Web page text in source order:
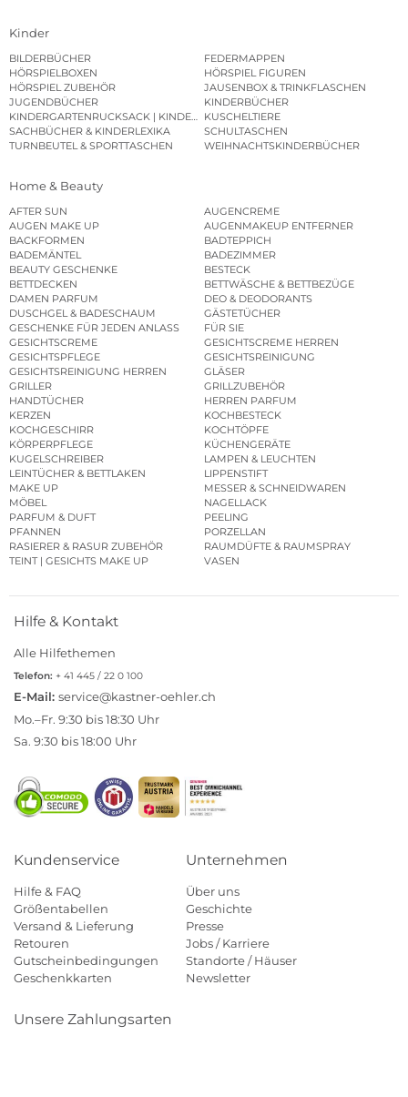
Kinder
BILDERBÜCHER
FEDERMAPPEN
HÖRSPIELBOXEN
HÖRSPIEL FIGUREN
HÖRSPIEL ZUBEHÖR
JAUSENBOX & TRINKFLASCHEN
JUGENDBÜCHER
KINDERBÜCHER
KINDERGARTENRUCKSACK | KINDERGARTENBEUTEL
KUSCHELTIERE
SACHBÜCHER & KINDERLEXIKA
SCHULTASCHEN
TURNBEUTEL & SPORTTASCHEN
WEIHNACHTSKINDERBÜCHER
Home & Beauty
AFTER SUN
AUGENCREME
AUGEN MAKE UP
AUGENMAKEUP ENTFERNER
BACKFORMEN
BADTEPPICH
BADEMÄNTEL
BADEZIMMER
BEAUTY GESCHENKE
BESTECK
BETTDECKEN
BETTWÄSCHE & BETTBEZÜGE
DAMEN PARFUM
DEO & DEODORANTS
DUSCHGEL & BADESCHAUM
GÄSTETÜCHER
GESCHENKE FÜR JEDEN ANLASS
FÜR SIE
GESICHTSCREME
GESICHTSCREME HERREN
GESICHTSPFLEGE
GESICHTSREINIGUNG
GESICHTSREINIGUNG HERREN
GLÄSER
GRILLER
GRILLZUBEHÖR
HANDTÜCHER
HERREN PARFUM
KERZEN
KOCHBESTECK
KOCHGESCHIRR
KOCHTÖPFE
KÖRPERPFLEGE
KÜCHENGERÄTE
KUGELSCHREIBER
LAMPEN & LEUCHTEN
LEINTÜCHER & BETTLAKEN
LIPPENSTIFT
MAKE UP
MESSER & SCHNEIDWAREN
MÖBEL
NAGELLACK
PARFUM & DUFT
PEELING
PFANNEN
PORZELLAN
RASIERER & RASUR ZUBEHÖR
RAUMDÜFTE & RAUMSPRAY
TEINT | GESICHTS MAKE UP
VASEN
Hilfe & Kontakt
Alle Hilfethemen
Telefon: + 41 445 / 22 0 100
E-Mail: service@kastner-oehler.ch
Mo.–Fr. 9:30 bis 18:30 Uhr
Sa. 9:30 bis 18:00 Uhr
Kundenservice
Hilfe & FAQ
Größentabellen
Versand & Lieferung
Retouren
Gutscheinbedingungen
Geschenkkarten
Unternehmen
Über uns
Geschichte
Presse
Jobs / Karriere
Standorte / Häuser
Newsletter
Unsere Zahlungsarten